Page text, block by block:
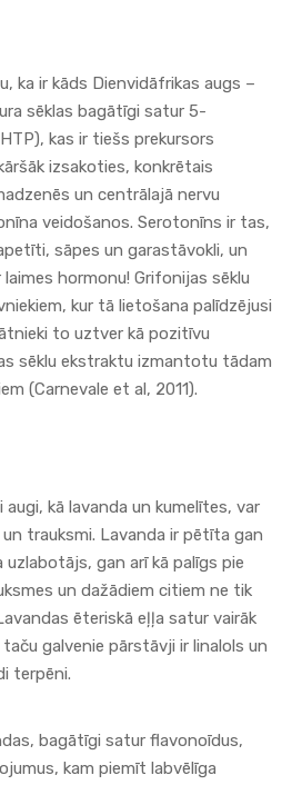
ka ir kāds Dienvidāfrikas augs –
sēklas bagātīgi satur 5-
kas ir tiešs prekursors
izsakoties, konkrētais
un centrālajā nervu
veidošanos. Serotonīns ir tas,
sāpes un garastāvokli, un
hormonu! Grifonijas sēklu
kur tā lietošana palīdzējusi
to uztver kā pozitīvu
sēklu ekstraktu izmantotu tādam
(Carnevale et al, 2011).
kā lavanda un kumelītes, var
trauksmi. Lavanda ir pētīta gan
gan arī kā palīgs pie
un dažādiem citiem ne tik
ēteriskā eļļa satur vairāk
galvenie pārstāvji ir linalols un
terpēni.
bagātīgi satur flavonoīdus,
kam piemīt labvēlīga